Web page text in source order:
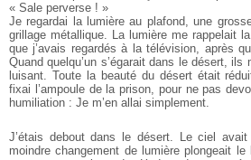
« Sale perverse ! »
Je regardai la lumière au plafond, une
grillage métallique. La lumière me rappelait
que j’avais regardés à la télévision, après
Quand quelqu’un s’égarait dans le désert, ils
luisant. Toute la beauté du désert était
fixai l’ampoule de la prison, pour ne pas
humiliation : Je m’en allai simplement.
J’étais debout dans le désert. Le ciel
moindre changement de lumière plongeait